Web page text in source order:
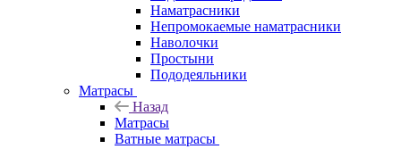
Наматрасники
Непромокаемые наматрасники
Наволочки
Простыни
Пододеяльники
Матрасы
Назад
Матрасы
Ватные матрасы